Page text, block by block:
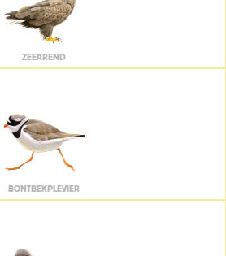
ZEEAREND
BONTBEKPLEVIER